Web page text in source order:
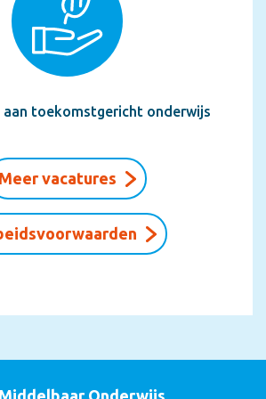
. Hier lees je ook meer over
en kernwaarden.
Scholen centraal staat. In onze
onze leerlingen, docenten en
Scholen is een organisatie
scholen, van
tot en met vwo. Onze scholen
elk in hun eigenheid en
inspireren tot keuzes waarmee
aan toekomstgericht onderwijs
Meer vacatures
Onderwijs